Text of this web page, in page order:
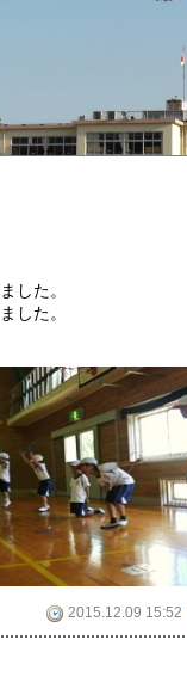
した。
した。
2015.12.09 15:52 |